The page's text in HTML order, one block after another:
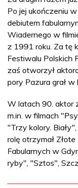
Po jej ukończeniu
debiutem
Wiadernego w
z 1991 roku. Za tę
Festiwalu Polskich
zaś otworzył
pory Pazura grał w
W latach 90. aktor
m.in. w filmach
"Trzy kolory.
rolę otrzymał
Fabularnych w
ryby", "Sztos",